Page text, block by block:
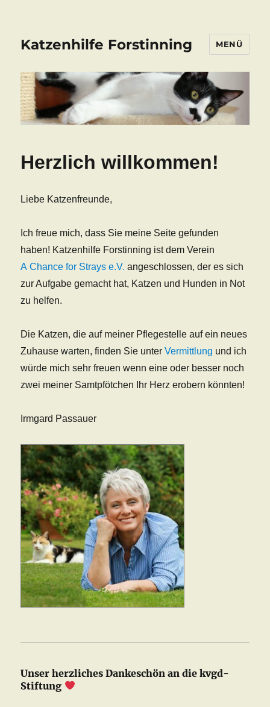
Katzenhilfe Forstinning MENÜ
Herzlich willkommen!
Liebe Katzenfreunde,
Ich freue mich, dass Sie meine Seite gefunden
haben! Katzenhilfe Forstinning ist dem Verein
A Chance for Strays e.V. angeschlossen, der es sich
zur Aufgabe gemacht hat, Katzen und Hunden in Not
zu helfen.
Die Katzen, die auf meiner Pflegestelle auf ein neues
Zuhause warten, finden Sie unterVermittlung und ich
würde mich sehr freuen wenn eine oder besser noch
zwei meiner Samtpfötchen Ihr Herz erobern könnten!
Irmgard Passauer
Unser herzliches Dankeschön an die kvgd-
Stiftung